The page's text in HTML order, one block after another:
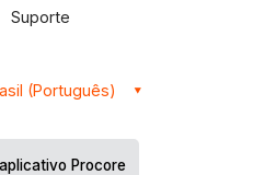
Suporte
(Português)
Procore